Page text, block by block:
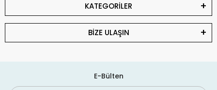
KATEGORİLER
BİZE ULAŞIN
E-Bülten